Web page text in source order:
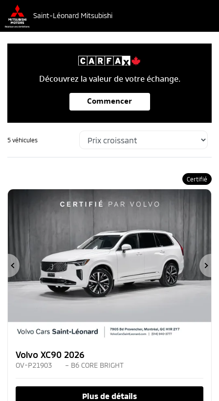
Saint-Léonard Mitsubishi
Découvrez la valeur de votre échange.
Commencer
5 véhicules
Certifié
Précédent
Volvo XC90 2026
OV-P21903 – B6 CORE BRIGHT
Plus de détails